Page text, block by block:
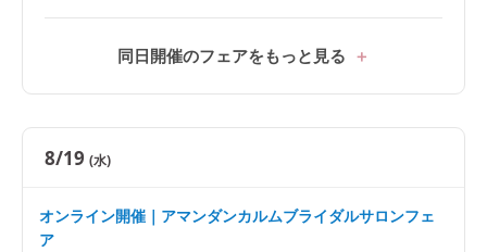
同日開催のフェアをもっと見る
8/19 (水)
オンライン開催｜アマンダンカルムブライダルサロンフェ
ア